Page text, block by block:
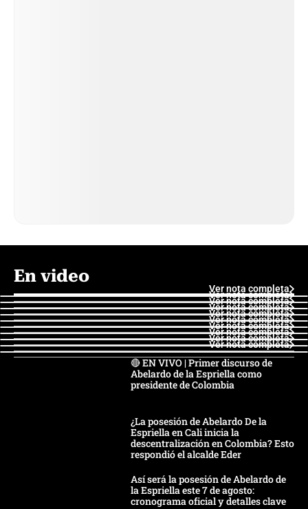
En video
Ver nota completa
Ver nota completa
Ver nota completa
Ver nota completa
Ver nota completa
Ver nota completa
Ver nota completa
Ver nota completa
Ver nota completa
Ver nota completa
🔴 EN VIVO | Primer discurso de
Abelardo de la Espriella como
presidente de Colombia
¿La posesión de Abelardo De la
Espriella en Cali inicia la
descentralización en Colombia? Esto
respondió el alcalde Eder
Así será la posesión de Abelardo de
la Espriella este 7 de agosto:
cronograma oficial y detalles clave